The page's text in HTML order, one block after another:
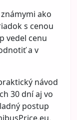
ako
s cenou
vedel cenu
a v
návod
30 dní aj vo
postup